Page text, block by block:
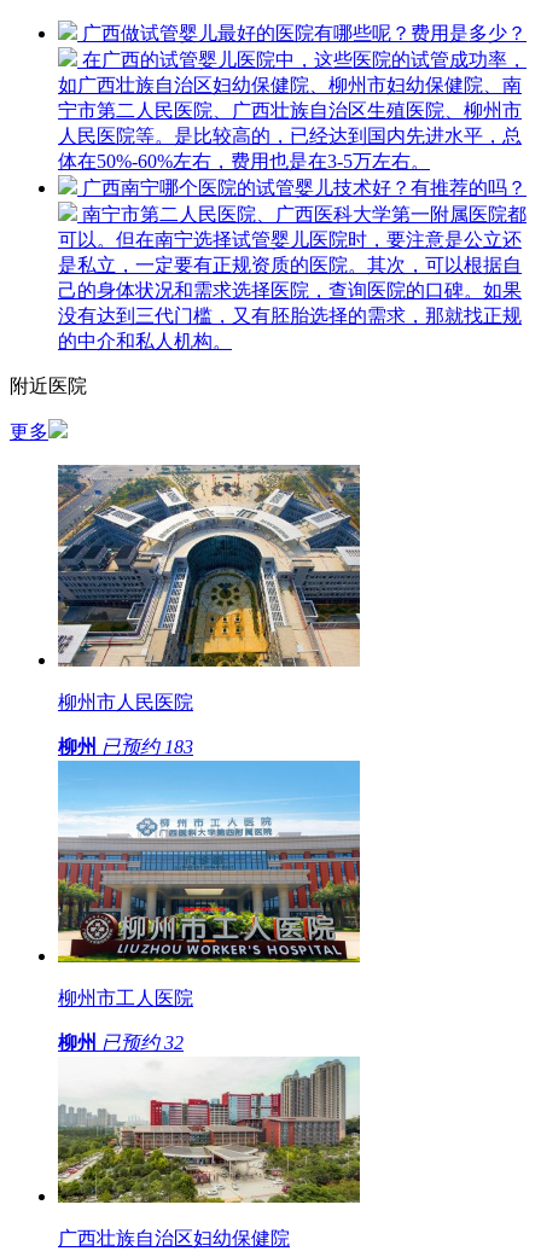
广西做试管婴儿最好的医院有哪些呢？费用是多少？
在广西的试管婴儿医院中，这些医院的试管成功率，
如广西壮族自治区妇幼保健院、柳州市妇幼保健院、南
宁市第二人民医院、广西壮族自治区生殖医院、柳州市
人民医院等。是比较高的，已经达到国内先进水平，总
体在50%-60%左右，费用也是在3-5万左右。
广西南宁哪个医院的试管婴儿技术好？有推荐的吗？
南宁市第二人民医院、广西医科大学第一附属医院都
可以。但在南宁选择试管婴儿医院时，要注意是公立还
是私立，一定要有正规资质的医院。其次，可以根据自
己的身体状况和需求选择医院，查询医院的口碑。如果
没有达到三代门槛，又有胚胎选择的需求，那就找正规
的中介和私人机构。
附近医院
更多
柳州市人民医院
柳州 已预约 183
柳州市工人医院
柳州 已预约 32
广西壮族自治区妇幼保健院